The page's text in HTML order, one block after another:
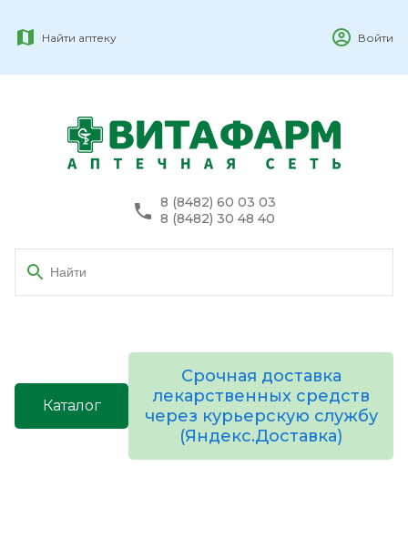
Найти аптеку Войти
8 (8482) 60 03 03
8 (8482) 30 48 40
Каталог
Срочная доставка
лекарственных средств
через курьерскую службу
(Яндекс.Доставка)